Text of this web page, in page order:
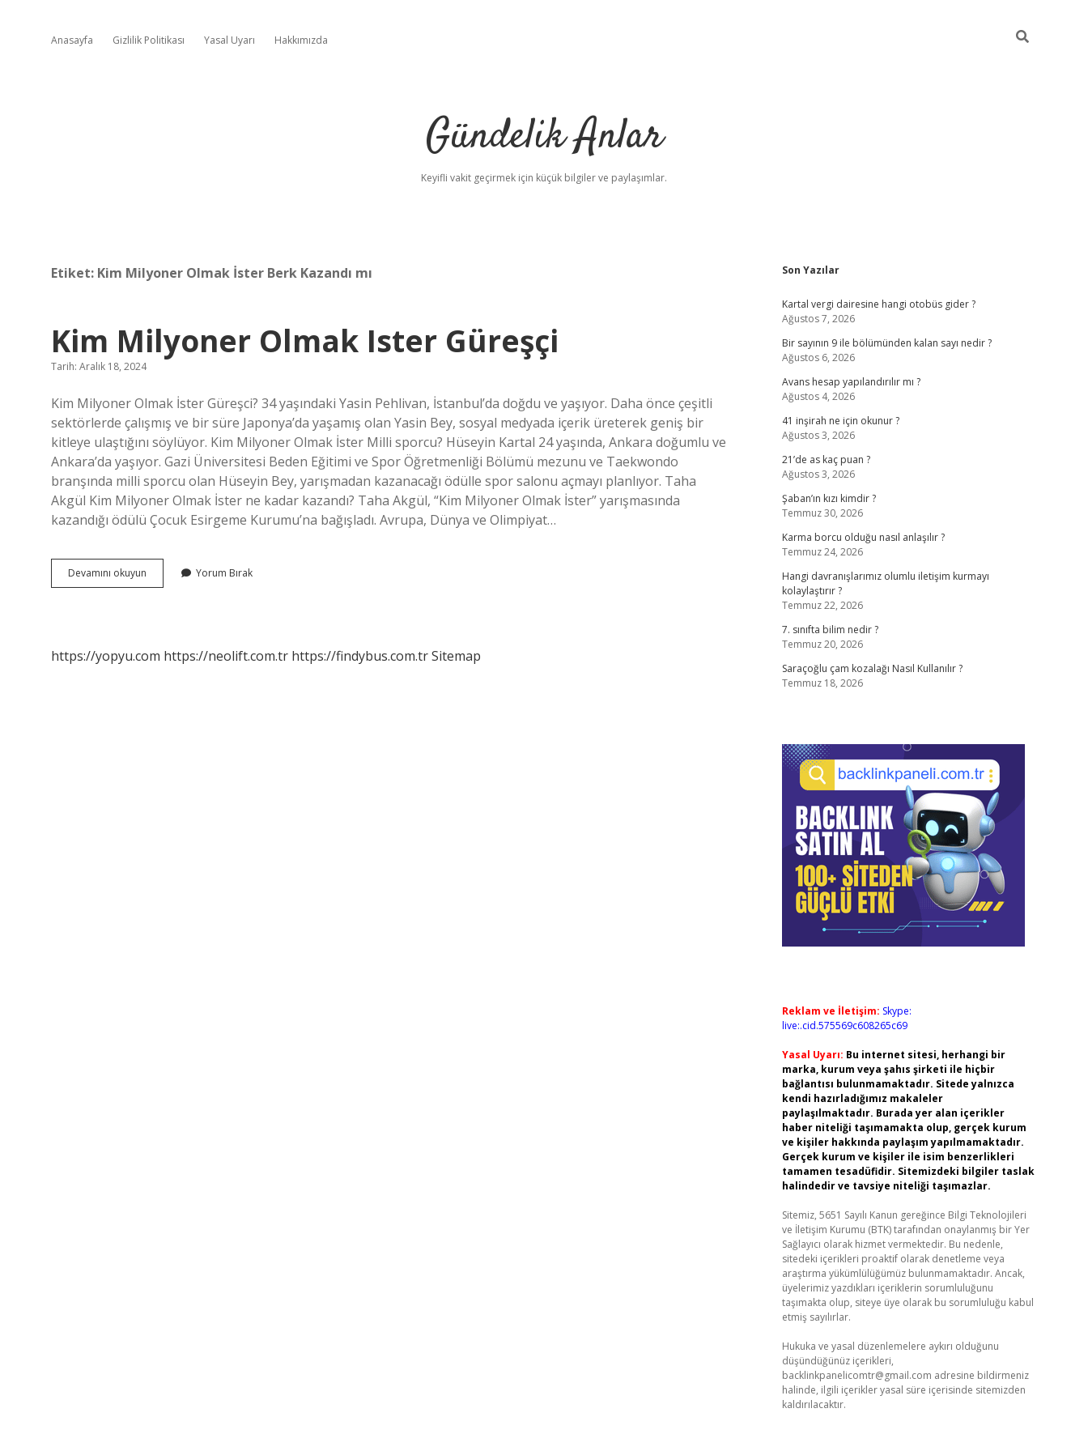
Anasayfa Gizlilik Politikası Yasal Uyarı Hakkımızda
Gündelik Anlar
Keyifli vakit geçirmek için küçük bilgiler ve paylaşımlar.
Etiket: Kim Milyoner Olmak İster Berk Kazandı mı
Kim Milyoner Olmak Ister Güreşçi
Tarih: Aralık 18, 2024
Kim Milyoner Olmak İster Güreşci? 34 yaşındaki Yasin Pehlivan, İstanbul’da doğdu ve yaşıyor. Daha önce çeşitli
sektörlerde çalışmış ve bir süre Japonya’da yaşamış olan Yasin Bey, sosyal medyada içerik üreterek geniş bir
kitleye ulaştığını söylüyor. Kim Milyoner Olmak İster Milli sporcu? Hüseyin Kartal 24 yaşında, Ankara doğumlu ve
Ankara’da yaşıyor. Gazi Üniversitesi Beden Eğitimi ve Spor Öğretmenliği Bölümü mezunu ve Taekwondo
branşında milli sporcu olan Hüseyin Bey, yarışmadan kazanacağı ödülle spor salonu açmayı planlıyor. Taha
Akgül Kim Milyoner Olmak İster ne kadar kazandı? Taha Akgül, “Kim Milyoner Olmak İster” yarışmasında
kazandığı ödülü Çocuk Esirgeme Kurumu’na bağışladı. Avrupa, Dünya ve Olimpiyat…
Devamını okuyun
Milyoner
Yorum Bırak
https://yopyu.com https://neolift.com.tr https://findybus.com.trSitemap
Sidebar
Son Yazılar
Kartal vergi dairesine hangi otobüs gider ?
Ağustos 7, 2026
Bir sayının 9 ile bölümünden kalan sayı nedir ?
Ağustos 6, 2026
Avans hesap yapılandırılır mı ?
Ağustos 4, 2026
41 inşirah ne için okunur ?
Ağustos 3, 2026
21’de as kaç puan ?
Ağustos 3, 2026
Şaban’ın kızı kimdir ?
Temmuz 30, 2026
Karma borcu olduğu nasıl anlaşılır ?
Temmuz 24, 2026
Hangi davranışlarımız olumlu iletişim kurmayı
kolaylaştırır ?
Temmuz 22, 2026
7. sınıfta bilim nedir ?
Temmuz 20, 2026
Saraçoğlu çam kozalağı Nasıl Kullanılır ?
Temmuz 18, 2026
Reklam ve İletişim: Skype:
live:.cid.575569c608265c69
Yasal Uyarı: Bu internet sitesi, herhangi bir
marka, kurum veya şahıs şirketi ile hiçbir
bağlantısı bulunmamaktadır. Sitede yalnızca
kendi hazırladığımız makaleler
paylaşılmaktadır. Burada yer alan içerikler
haber niteliği taşımamakta olup, gerçek kurum
ve kişiler hakkında paylaşım yapılmamaktadır.
Gerçek kurum ve kişiler ile isim benzerlikleri
tamamen tesadüfidir. Sitemizdeki bilgiler taslak
halindedir ve tavsiye niteliği taşımazlar.
Sitemiz, 5651 Sayılı Kanun gereğince Bilgi Teknolojileri
ve İletişim Kurumu (BTK) tarafından onaylanmış bir Yer
Sağlayıcı olarak hizmet vermektedir. Bu nedenle,
sitedeki içerikleri proaktif olarak denetleme veya
araştırma yükümlülüğümüz bulunmamaktadır. Ancak,
üyelerimiz yazdıkları içeriklerin sorumluluğunu
taşımakta olup, siteye üye olarak bu sorumluluğu kabul
etmiş sayılırlar.
Hukuka ve yasal düzenlemelere aykırı olduğunu
düşündüğünüz içerikleri,
backlinkpanelicomtr@gmail.com adresine bildirmeniz
halinde, ilgili içerikler yasal süre içerisinde sitemizden
kaldırılacaktır.